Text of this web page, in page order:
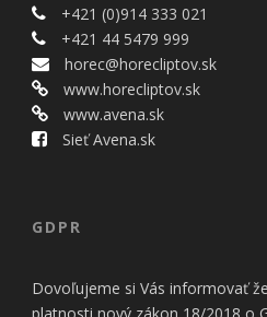
+421 (0)914 333 021
+421 44 5479 999
horec@horecliptov.sk
www.horecliptov.sk
www.avena.sk
Sieť Avena.sk
GDPR
Dovoľujeme si Vás informovať